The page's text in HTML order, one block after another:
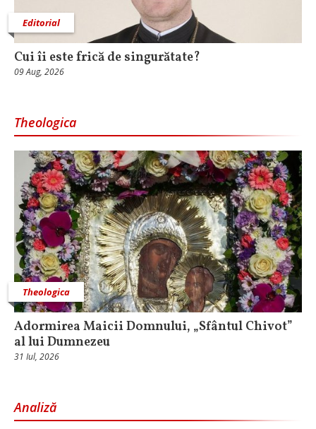
Editorial
Cui îi este frică de singurătate?
09 Aug, 2026
Theologica
Theologica
Adormirea Maicii Domnului, „Sfântul Chivot”
al lui Dumnezeu
31 Iul, 2026
Analiză